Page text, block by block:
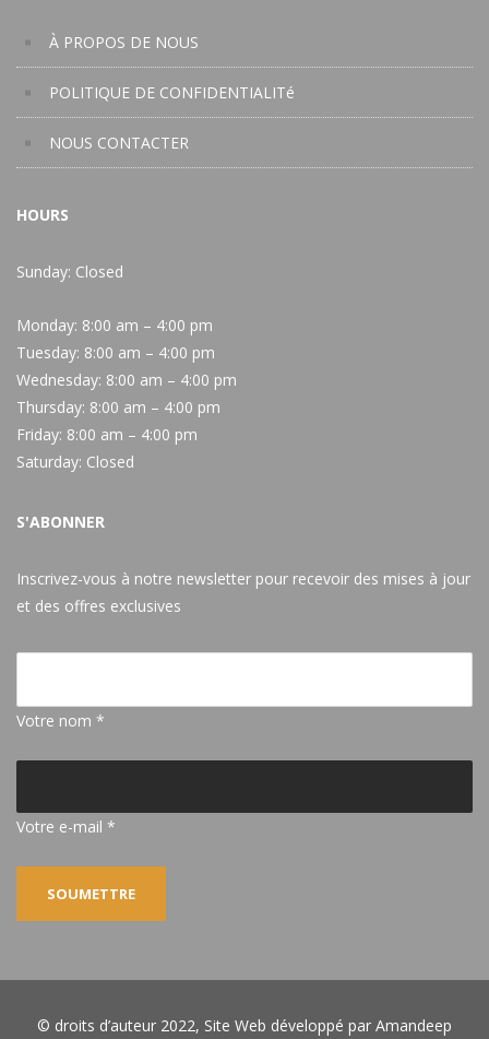
À PROPOS DE NOUS
POLITIQUE DE CONFIDENTIALITé
NOUS CONTACTER
HOURS
Sunday: Closed
Monday: 8:00 am – 4:00 pm
Tuesday: 8:00 am – 4:00 pm
Wednesday: 8:00 am – 4:00 pm
Thursday: 8:00 am – 4:00 pm
Friday: 8:00 am – 4:00 pm
Saturday: Closed
S'ABONNER
Inscrivez-vous à notre newsletter pour recevoir des mises à jour
et des offres exclusives
Votre nom *
Votre e-mail *
© droits d’auteur 2022, Site Web développé par Amandeep